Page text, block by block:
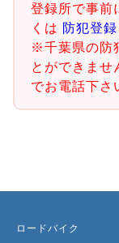
登録所で事前
くは 防犯登
※千葉県の防
とができませ
でお電話下さ
ロードバイク